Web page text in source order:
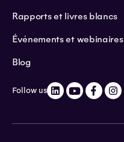
Rapports et livres blancs
Événements et webinaires
Blog
Follow us